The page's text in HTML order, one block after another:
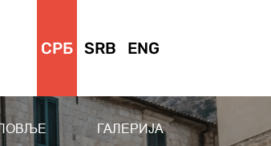
СРБ SRB ENG
ГАЛЕРИЈА